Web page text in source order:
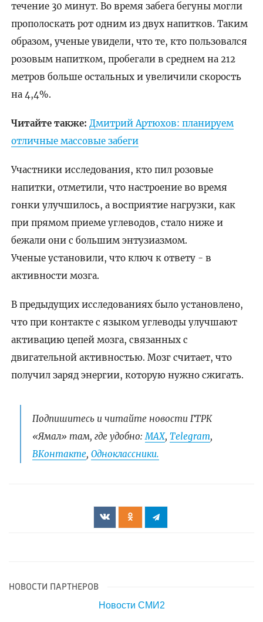
течение 30 минут. Во время забега бегуны могли
прополоскать рот одним из двух напитков. Таким
образом, ученые увидели, что те, кто пользовался
розовым напитком, пробегали в среднем на 212
метров больше остальных и увеличили скорость
на 4,4%.
Читайте также: Дмитрий Артюхов: планируем
отличные массовые забеги
Участники исследования, кто пил розовые
напитки, отметили, что настроение во время
гонки улучшилось, а восприятие нагрузки, как
при прямом приеме углеводов, стало ниже и
бежали они с большим энтузиазмом.
Ученые установили, что ключ к ответу - в
активности мозга.
В предыдущих исследованиях было установлено,
что при контакте с языком углеводы улучшают
активацию цепей мозга, связанных с
двигательной активностью. Мозг считает, что
получил заряд энергии, которую нужно сжигать.
Подпишитесь и читайте новости ГТРК
«Ямал» там, где удобно:МАХ, Telegram,
ВКонтакте, Одноклассники.
НОВОСТИ ПАРТНЕРОВ
Новости СМИ2